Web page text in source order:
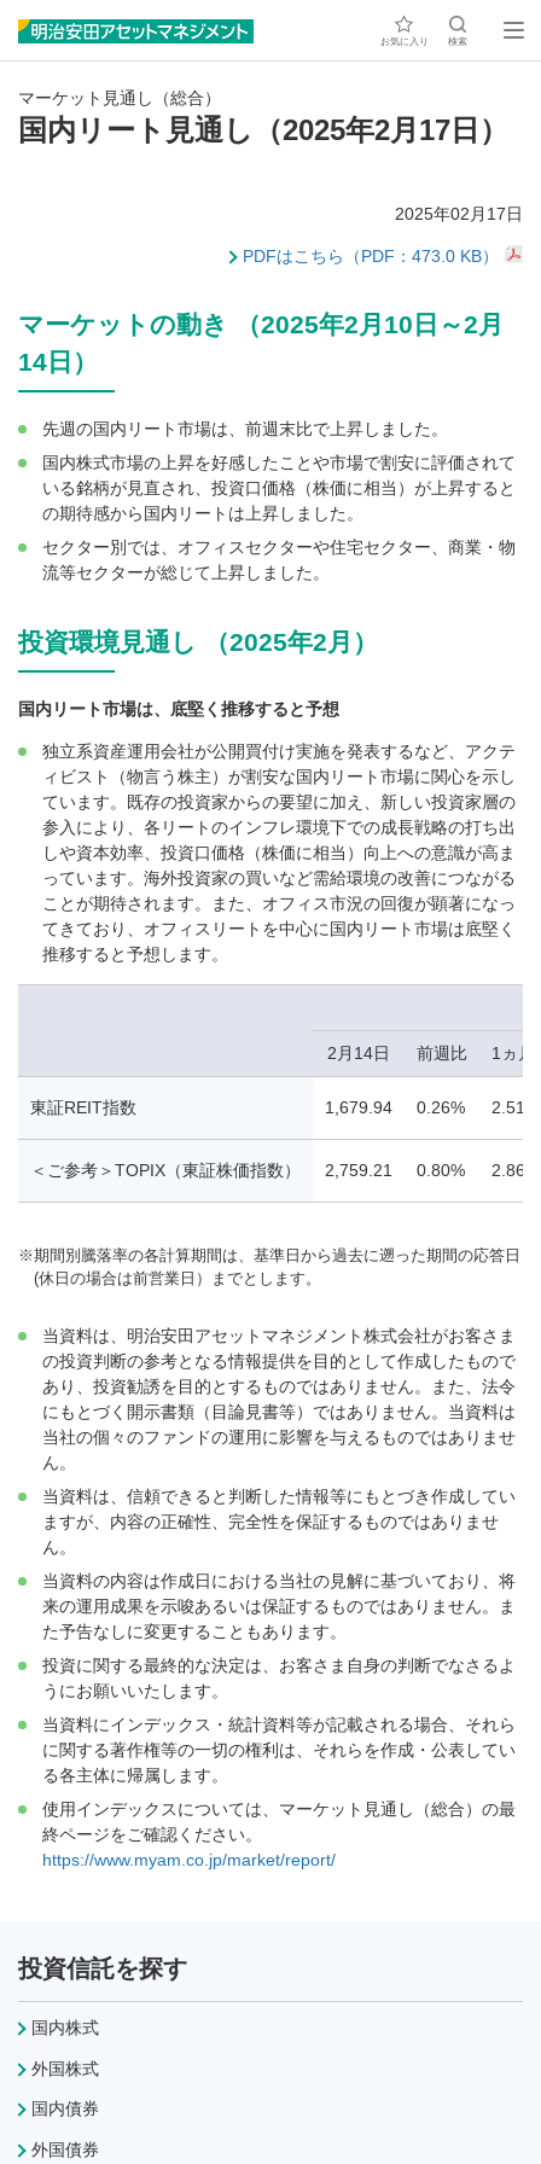
お気に入り 検索
マーケット見通し（総合）
国内リート見通し（2025年2月17日）
2025年02月17日
PDFはこちら（PDF：473.0 KB）
マーケットの動き （2025年2月10日～2月
14日）
先週の国内リート市場は、前週末比で上昇しました。
国内株式市場の上昇を好感したことや市場で割安に評価されて
いる銘柄が見直され、投資口価格（株価に相当）が上昇すると
の期待感から国内リートは上昇しました。
セクター別では、オフィスセクターや住宅セクター、商業・物
流等セクターが総じて上昇しました。
投資環境見通し （2025年2月）
国内リート市場は、底堅く推移すると予想
独立系資産運用会社が公開買付け実施を発表するなど、アクテ
ィビスト（物言う株主）が割安な国内リート市場に関心を示し
ています。既存の投資家からの要望に加え、新しい投資家層の
参入により、各リートのインフレ環境下での成長戦略の打ち出
しや資本効率、投資口価格（株価に相当）向上への意識が高ま
っています。海外投資家の買いなど需給環境の改善につながる
ことが期待されます。また、オフィス市況の回復が顕著になっ
てきており、オフィスリートを中心に国内リート市場は底堅く
推移すると予想します。
2月14日 前週比 1ヵ月
東証REIT指数 1,679.94 0.26% 2.51%
＜ご参考＞TOPIX（東証株価指数） 2,759.21 0.80% 2.86%
※期間別騰落率の各計算期間は、基準日から過去に遡った期間の応答日
(休日の場合は前営業日）までとします。
当資料は、明治安田アセットマネジメント株式会社がお客さま
の投資判断の参考となる情報提供を目的として作成したもので
あり、投資勧誘を目的とするものではありません。また、法令
にもとづく開示書類（目論見書等）ではありません。当資料は
当社の個々のファンドの運用に影響を与えるものではありませ
ん。
当資料は、信頼できると判断した情報等にもとづき作成してい
ますが、内容の正確性、完全性を保証するものではありませ
ん。
当資料の内容は作成日における当社の見解に基づいており、将
来の運用成果を示唆あるいは保証するものではありません。ま
た予告なしに変更することもあります。
投資に関する最終的な決定は、お客さま自身の判断でなさるよ
うにお願いいたします。
当資料にインデックス・統計資料等が記載される場合、それら
に関する著作権等の一切の権利は、それらを作成・公表してい
る各主体に帰属します。
使用インデックスについては、マーケット見通し（総合）の最
終ページをご確認ください。
https://www.myam.co.jp/market/report/
投資信託を探す
国内株式
外国株式
国内債券
外国債券